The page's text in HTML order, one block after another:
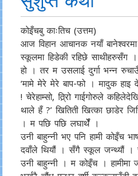
कोइँचबु काःतिच (उत्तम)
आज विहान आचानक नयाँ
स्कूलमा हिडेकी रहिछे साथीहरुसँग ।
हो । तर म उसलाई दुर्गा भन्न
‘मामे मेरे मेरे बाप-फो । मादुक हाइ दे
! चेरेहाम्सो, त्रि्रो गाईगोरुले
थाले हँ ?’ खितिती खित्का छाडेर
। म पछि पछि लघार्थेँ ।
उनी बाहुन्नी भए पनि हामी कोइँच
दवाँले थियौं । सँगै स्कूल जन्थ्यौं ।
उनी बाहुन्नी । म कोइँच ।